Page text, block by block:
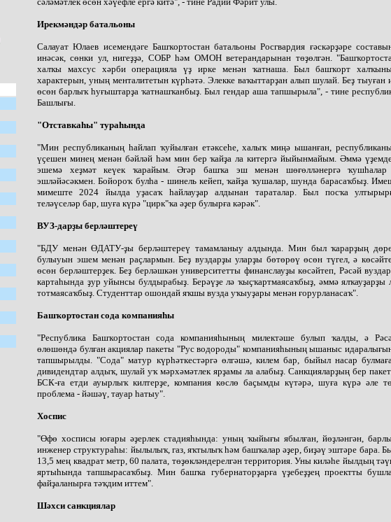
Ирекмәндәр батальоны
Салауат Юлаев исемендәге Башҡортостан батальоны Росгвардия ғәскәрҙәре
инәсәк, сөнки ул, нигеҙҙә, СОБР һәм ОМОН ветерандарынан төҙөлгән.
халҡы махсус хәрби операцияла үҙ ирке менән ҡатнаша. Был башҡорт
характерын, уның менталитетын күрһәтә. Элекке ваҡыттарҙан алып шулай. Беҙ тыуған
өсөн барлыҡ һуғыштарҙа ҡатнашҡанбыҙ. Был гендар аша тапшырыла", - тине
Башлығы.
"Отставкаһы" тураһында
"Мин республиканың һайлап ҡуйылған етәксеһе, халыҡ миңә ышанған,
үҫешен минең менән бәйләй һәм мин бер ҡайҙа ла китергә йыйынмайым. Әммә
эшемә хеҙмәт кеүек ҡарайым. Әгәр башҡа эш менән шөғөлләнергә
эшләйәсәкмен. Бойороҡ булһа - шинель кейеп, ҡайҙа ҡушалар, шунда барасаҡбыҙ.
мимеште 2024 йылда уҙасаҡ һайлауҙар алдынан тараталар. Был посҡа
теләүселәр бар, шуға күрә "цирк"ҡа әҙер булырға кәрәк".
ВУЗ-дарҙы берләштереү
"БДУ менән ӨДАТУ-ҙы берләштереү тамамланыу алдында. Мин был ҡарарҙың
булыуын эшем менән раҫлармын. Беҙ вуздарҙы уларҙы бөтөрөү өсөн түгел, ә
өсөн берләштерҙек. Беҙ берләшкән университетты финанслауҙы көсәйтеп, Рәсәй
картаһында ҙур уйынсы булдырабыҙ. Берәүҙе лә ҡыҫҡартмаясаҡбыҙ, әммә ялҡауҙарҙы
тотмаясаҡбыҙ. Студенттар ошондай яҡшы вузда уҡыуҙары менән ғорурланасаҡ".
Башҡортостан сода компанияһы
"Республика Башҡортостан сода компанияһының милектәше булып ҡалды, ә
өлөшөндә булған акциялар пакеты "Рус водороды" компанияһының ышаныс
тапшырылды. "Сода" матур күрһәткестәргә өлгәшә, килем бар, быйыл насар
дивидендтар алдыҡ, шулай уҡ мәрхәмәтлек ярҙамы ла алабыҙ. Санкцияларҙың бер
БСК-ға етди ауырлыҡ килтерҙе, компания көслө баҫымды күтәрә, шуға күрә әле
проблема - йәшәү, тауар һатыу".
Хоспис
"Өфө хосписы юғары әҙерлек стадияһында: уның ҡыйығы ябылған, йөҙләнгән,
инженер структураһы: йылылыҡ, газ, яҡтылыҡ һәм башҡалар әҙер, биҙәү эштәре бара.
13,5 мең квадрат метр, 60 палата, төҙөкләндерелгән территория. Уны киләһе йылдың
яртыһында тапшырасаҡбыҙ. Мин башҡа губернаторҙарға үҙебеҙҙең проектты
файҙаланырға тәҡдим иттем".
Шәхси санкциялар